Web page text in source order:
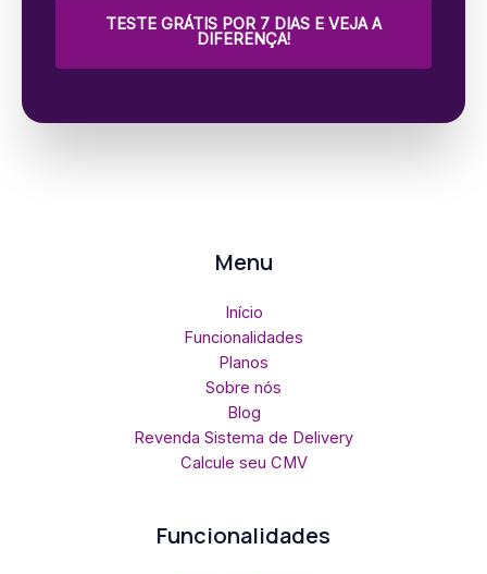
TESTE GRÁTIS POR 7 DIAS E VEJA A
DIFERENÇA!
Menu
Início
Funcionalidades
Planos
Sobre nós
Blog
Revenda Sistema de Delivery
Calcule seu CMV
Funcionalidades